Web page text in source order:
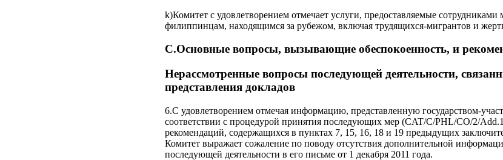
k)Комитет с удовлетворением отмечает услуги, предоставляемые
филиппинцам, находящимся за рубежом, включая трудящихся-мигрантов и
C.Основные вопросы, вызывающие обеспокоенность, и
Нерассмотренные вопросы последующей деятельности,
представления докладов
6.С удовлетворением отмечая информацию, представленную государством-
соответствии с процедурой принятия последующих мер (CAT/C/PHL/CO/2/
рекомендаций, содержащихся в пунктах 7, 15, 16, 18 и 19 предыдущих
Комитет выражает сожаление по поводу отсутствия дополнительной
последующей деятельности в его письме от 1 декабря 2011 года.